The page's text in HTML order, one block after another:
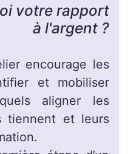
votre rapport
à l'argent ?
encourage les
et mobiliser
aligner les
tiennent et leurs